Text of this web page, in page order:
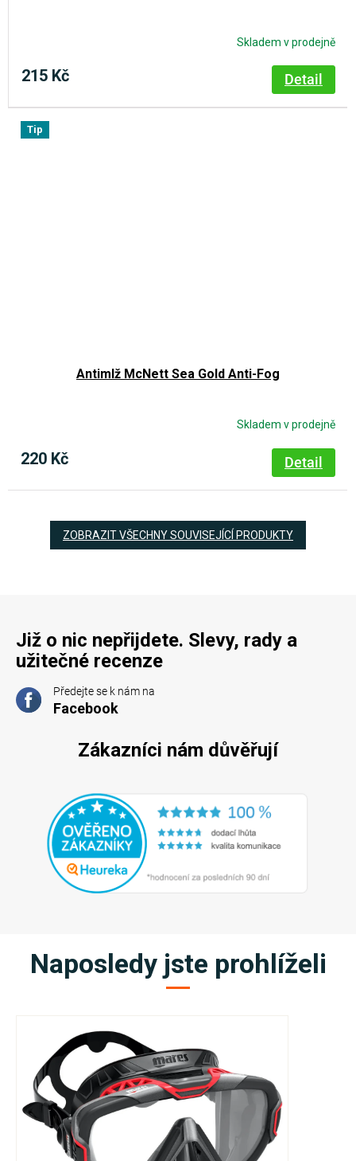
Skladem v prodejně
215 Kč Detail
Tip
Antimlž McNett Sea Gold Anti-Fog
Skladem v prodejně
220 Kč Detail
ZOBRAZIT VŠECHNY SOUVISEJÍCÍ PRODUKTY
Již o nic nepřijdete. Slevy, rady a
užitečné recenze
Předejte se k nám na
Facebook
Zákazníci nám důvěřují
Naposledy jste prohlíželi